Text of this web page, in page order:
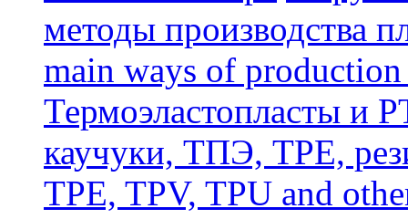
методы производства
main ways of
Термоэластопласты и
каучуки, ТПЭ, TPE,
TPE, TPV, TPU and